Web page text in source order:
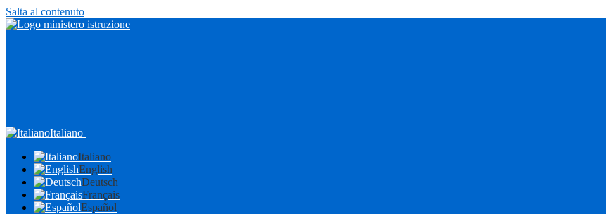
Salta al contenuto
Italiano
Italiano
English
Deutsch
Français
Español